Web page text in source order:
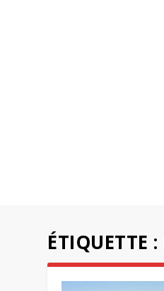
ÉTIQUETTE :